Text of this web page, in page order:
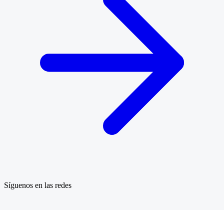
Síguenos en las redes